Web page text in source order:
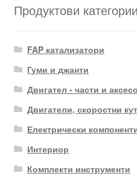
Продуктови категории
FAP катализатори
Гуми и джанти
Двигател - части и
Двигатели, скоростни
Електрически
Интериор
Комплекти инструменти